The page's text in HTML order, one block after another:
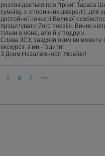
розповідається про "гріхи" Тараса
сумніву, з історичних джерел!), для
достойної почесті Великої
процитувати його поезію. Виник
тільки в мене, але й у подруги.
Слава ЗСУ, завдяки яким ви можете
екскурсії, в ми - їздити!
З Днем Незалежності України!
5 6 7
>>